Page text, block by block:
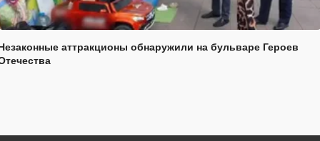
аттракционы обнаружили на бульваре Героев